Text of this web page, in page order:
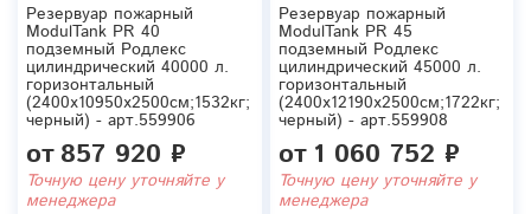
Резервуар пожарный
ModulTank PR 40
подземный Родлекс
цилиндрический 40000 л.
горизонтальный
(2400x10950x2500см;1532кг;
черный) - арт.559906
от857 920 ₽
Точную цену уточняйте у
менеджера
Резервуар пожарный
ModulTank PR 45
подземный Родлекс
цилиндрический 45000 л.
горизонтальный
(2400x12190x2500см;1722кг;
черный) - арт.559908
от 1 060 752 ₽
Точную цену уточняйте у
менеджера